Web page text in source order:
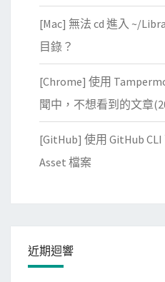
[Mac] 無法 cd 進入 ~/
目錄？
[Chrome] 使用
聞中，不想看到的文章
[GitHub] 使用 GitHub CLI
Asset 檔案
近期迴響